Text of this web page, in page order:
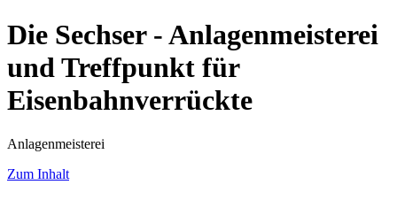
Die Sechser - Anlagenmeisterei
und Treffpunkt für
Eisenbahnverrückte
Anlagenmeisterei
Zum Inhalt